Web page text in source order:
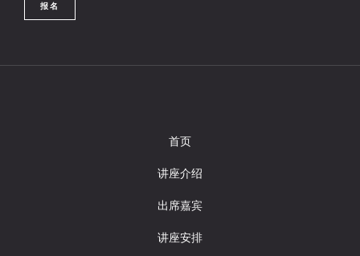
报名
首页
讲座介绍
出席嘉宾
讲座安排